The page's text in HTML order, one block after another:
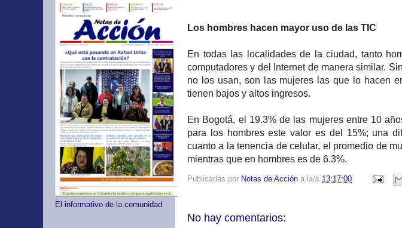
Los hombres hacen mayor uso de las TIC
En todas las localidades de la ciudad, tanto
computadores y del Internet de manera similar.
no los usan, son las mujeres las que lo hacen
tienen bajos y altos ingresos.
En Bogotá, el 19.3% de las mujeres entre 10
para los hombres este valor es del 15%; una
cuanto a la tenencia de celular, el promedio de
mientras que en hombres es de 6.3%.
Publicadas por Notas de Acción a la/s 13:17:00
No hay comentarios:
El informativo de la comunidad